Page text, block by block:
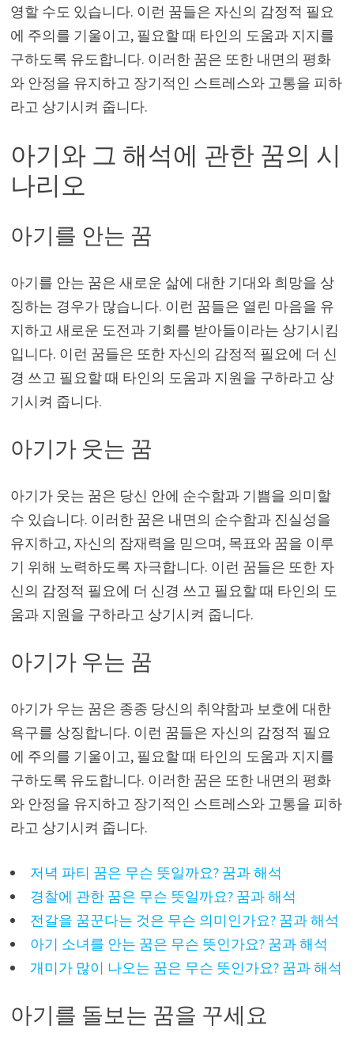
영할 수도 있습니다. 이런 꿈들은 자신의 감정적 필요
에 주의를 기울이고, 필요할 때 타인의 도움과 지지를
구하도록 유도합니다. 이러한 꿈은 또한 내면의 평화
와 안정을 유지하고 장기적인 스트레스와 고통을 피하
라고 상기시켜 줍니다.
아기와 그 해석에 관한 꿈의 시
나리오
아기를 안는 꿈
아기를 안는 꿈은 새로운 삶에 대한 기대와 희망을 상
징하는 경우가 많습니다. 이런 꿈들은 열린 마음을 유
지하고 새로운 도전과 기회를 받아들이라는 상기시킴
입니다. 이런 꿈들은 또한 자신의 감정적 필요에 더 신
경 쓰고 필요할 때 타인의 도움과 지원을 구하라고 상
기시켜 줍니다.
아기가 웃는 꿈
아기가 웃는 꿈은 당신 안에 순수함과 기쁨을 의미할
수 있습니다. 이러한 꿈은 내면의 순수함과 진실성을
유지하고, 자신의 잠재력을 믿으며, 목표와 꿈을 이루
기 위해 노력하도록 자극합니다. 이런 꿈들은 또한 자
신의 감정적 필요에 더 신경 쓰고 필요할 때 타인의 도
움과 지원을 구하라고 상기시켜 줍니다.
아기가 우는 꿈
아기가 우는 꿈은 종종 당신의 취약함과 보호에 대한
욕구를 상징합니다. 이런 꿈들은 자신의 감정적 필요
에 주의를 기울이고, 필요할 때 타인의 도움과 지지를
구하도록 유도합니다. 이러한 꿈은 또한 내면의 평화
와 안정을 유지하고 장기적인 스트레스와 고통을 피하
라고 상기시켜 줍니다.
저녁 파티 꿈은 무슨 뜻일까요? 꿈과 해석
경찰에 관한 꿈은 무슨 뜻일까요? 꿈과 해석
전갈을 꿈꾼다는 것은 무슨 의미인가요? 꿈과 해석
아기 소녀를 안는 꿈은 무슨 뜻인가요? 꿈과 해석
개미가 많이 나오는 꿈은 무슨 뜻인가요? 꿈과 해석
아기를 돌보는 꿈을 꾸세요